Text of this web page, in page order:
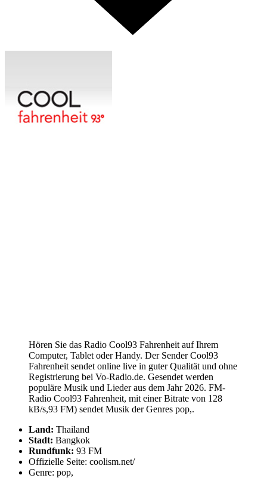
Hören Sie das Radio Cool93 Fahrenheit auf Ihrem
Computer, Tablet oder Handy. Der Sender Cool93
Fahrenheit sendet online live in guter Qualität und ohne
Registrierung bei Vo-Radio.de. Gesendet werden
populäre Musik und Lieder aus dem Jahr 2026. FM-
Radio Cool93 Fahrenheit, mit einer Bitrate von 128
kB/s,93 FM) sendet Musik der Genres pop,.
Land: Thailand
Stadt: Bangkok
Rundfunk: 93 FM
Offizielle Seite: coolism.net/
Genre: pop,